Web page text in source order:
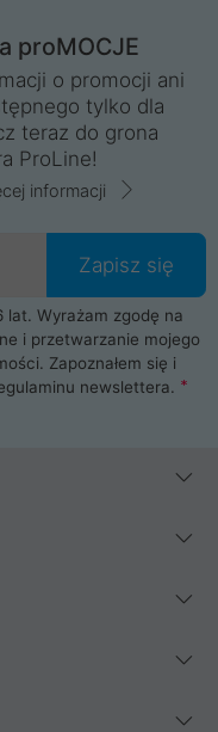
proMOCJE
o promocji ani
tylko dla
teraz do grona
ProLine!
informacji
Zapisz się
lat. Wyrażam zgodę na
i przetwarzanie mojego
Zapoznałem się i
newslettera.